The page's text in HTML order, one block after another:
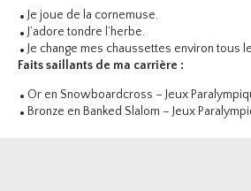
Je joue de la cornemuse.
J’adore tondre l’herbe.
Je change mes chaussettes environ tous
Faits saillants de ma carrière :
Or en Snowboardcross – Jeux
Bronze en Banked Slalom – Jeux